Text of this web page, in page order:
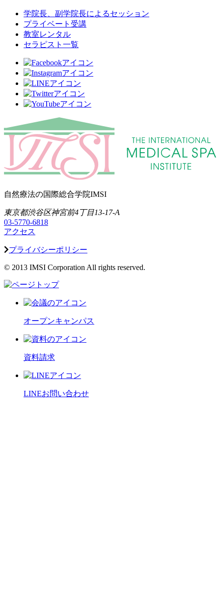
学院長、副学院長によるセッション
プライベート受講
教室レンタル
セラピスト一覧
自然療法の国際総合学院IMSI
東京都渋谷区神宮前4丁目13-17-A
03-5770-6818
アクセス
プライバシーポリシー
© 2013 IMSI Corporation All rights reserved.
オープンキャンパス
資料請求
LINEお問い合わせ